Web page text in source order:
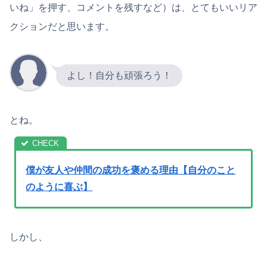
いね」を押す、コメントを残すなど）は、とてもいいリア
クションだと思います。
よし！自分も頑張ろう！
とね。
僕が友人や仲間の成功を褒める理由【自分のこと
のように喜ぶ】
しかし、